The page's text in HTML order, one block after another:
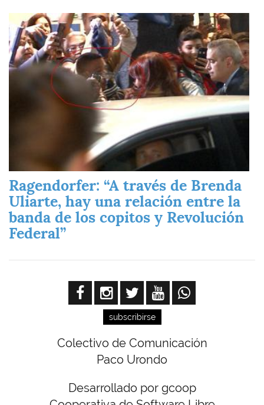
Imagen
Ragendorfer: “A través de Brenda
Uliarte, hay una relación entre la
banda de los copitos y Revolución
Federal”
subscribirse
Colectivo de Comunicación
Paco Urondo
Desarrollado por gcoop